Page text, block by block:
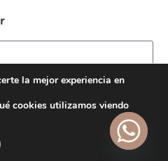
la mejor experiencia en
cookies utilizamos viendo